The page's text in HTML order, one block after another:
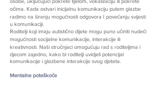
očima. Kada ostvari inicijalnu komunikaciju putem glazbe
radimo na širenju mogućnosti odgovora I povećanju svijesti
u komunikaciji.
Roditelji koji imaju autistično dijete mogu puno učiniti nudeći
mogućnosti socijalne komunikacije, interakcije ili
kreativnosti. Naši stručnjaci omogućuju rad s roditeljima i
djecom zajedno, kako bi roditelji uvidjeli potencijal
komunikacije i glazbene interakcije svog djeteta.
Mentalne poteškoće